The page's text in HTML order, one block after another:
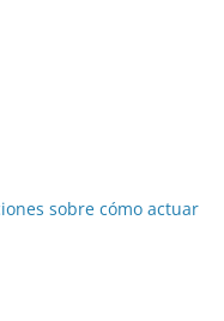
sobre cómo actuar